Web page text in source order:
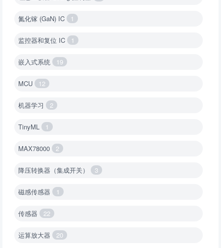
氮化镓 (GaN) IC 1
监控器和复位 IC 1
嵌入式系统 19
MCU 12
机器学习 2
TinyML 1
MAX78000 2
降压转换器（集成开关） 3
磁感传感器 1
传感器 22
运算放大器 20